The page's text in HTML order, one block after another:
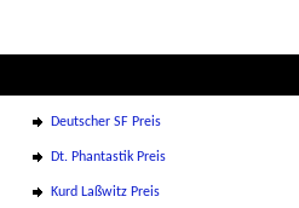
Deutscher SF Preis
Dt. Phantastik Preis
Kurd Laßwitz Preis